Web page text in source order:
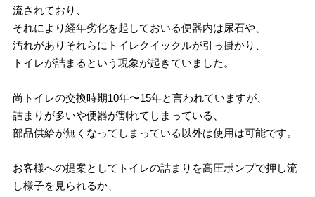
流されており、
それにより経年劣化を起しておいる便器内は尿石や、
汚れがありそれらにトイレクイックルが引っ掛かり、
トイレが詰まるという現象が起きていました。
尚トイレの交換時期10年〜15年と言われていますが、
詰まりが多いや便器が割れてしまっている、
部品供給が無くなってしまっている以外は使用は可能です。
お客様への提案としてトイレの詰まりを高圧ポンプで押し流
し様子を見られるか、